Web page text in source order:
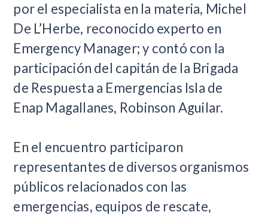
por el especialista en la materia, Michel
De L’Herbe, reconocido experto en
Emergency Manager; y contó con la
participación del capitán de la Brigada
de Respuesta a Emergencias Isla de
Enap Magallanes, Robinson Aguilar.
En el encuentro participaron
representantes de diversos organismos
públicos relacionados con las
emergencias, equipos de rescate,